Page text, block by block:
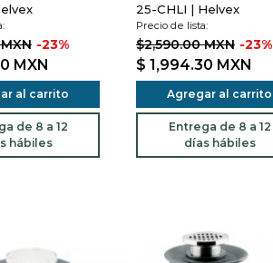
-23%
MXN
al carrito
de 8 a 12
hábiles
25-CHLI | Helvex
Precio de lista:
$2,590.00 MXN -23%
$ 1,994.30 MXN
Agregar al carrito
Entrega de 8 a 12
días hábiles